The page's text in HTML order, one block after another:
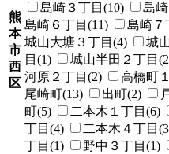
熊
本
市
西
区
島崎３丁目(10)
島
島崎６丁目(11)
島崎７
城山大塘３丁目(4)
城
目(1)
城山半田２丁目
河原２丁目(2)
高橋町
尾崎町(13)
出町(2)
町(5)
二本木１丁目(6)
丁目(4)
二本木４丁目
丁目(1)
野中３丁目(1)